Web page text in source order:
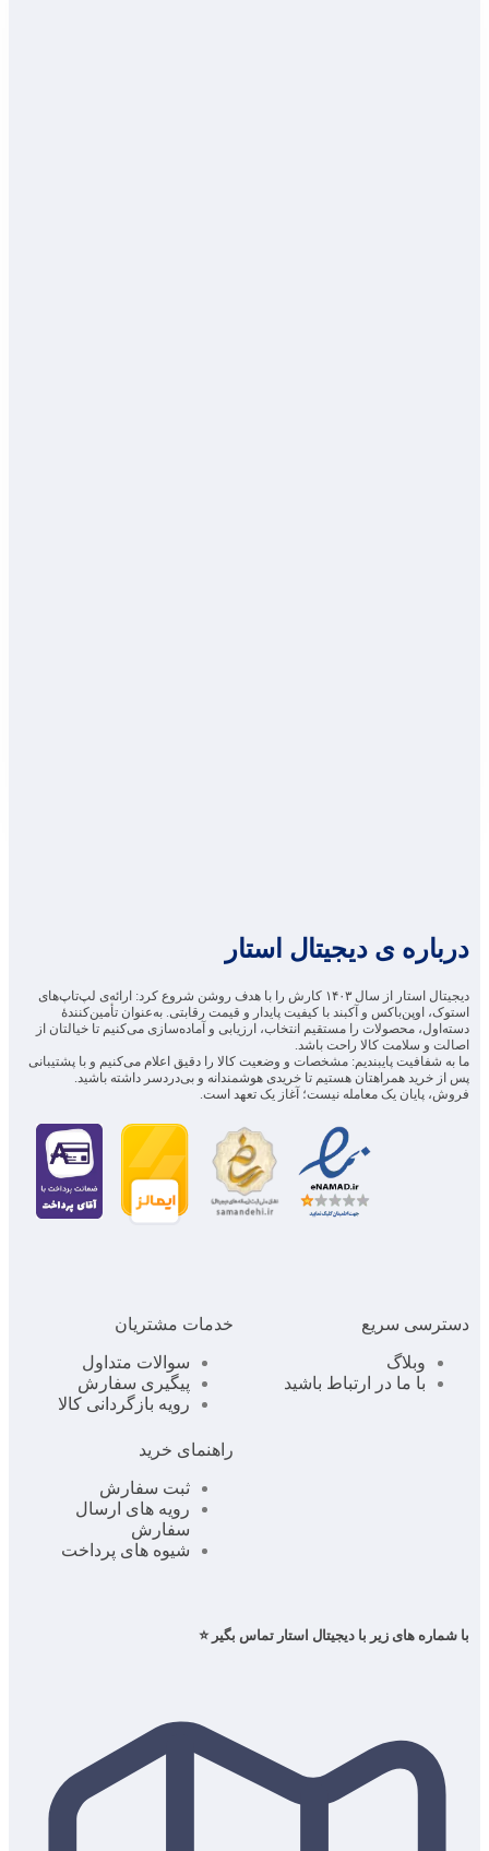
درباره ی دیجیتال استار
دیجیتال استار از سال ۱۴۰۳ کارش را با هدف روشن شروع کرد: ارائه‌ی لپ‌تاپ‌های
استوک، اوپن‌باکس و آکبند با کیفیت پایدار و قیمت رقابتی. به‌عنوان تأمین‌کنندهٔ
دسته‌اول، محصولات را مستقیم انتخاب، ارزیابی و آماده‌سازی می‌کنیم تا خیالتان از
اصالت و سلامت کالا راحت باشد.
ما به شفافیت پایبندیم: مشخصات و وضعیت کالا را دقیق اعلام می‌کنیم و با پشتیبانی
پس از خرید همراهتان هستیم تا خریدی هوشمندانه و بی‌دردسر داشته باشید.
فروش، پایان یک معامله نیست؛ آغاز یک تعهد است.
دسترسی سریع
وبلاگ
با ما در ارتباط باشید
خدمات مشتریان
سوالات متداول
پیگیری سفارش
رویه بازگردانی کالا
راهنمای خرید
ثبت سفارش
رویه های ارسال
سفارش
شیوه های پرداخت
با شماره های زیر با دیجیتال استار تماس بگیر ⭐